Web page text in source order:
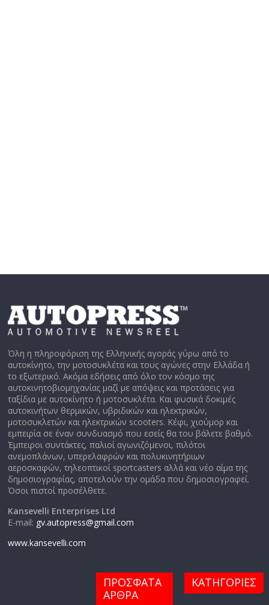
Όλη η πληροφόριση της Ελληνικής αγοράς γύρω από το
αυτοκίνητο, την μοτοσυκλέτα και τους αγώνες στην Ελλάδα ή
το εξωτερικό. Ακόμα εδήσεις από όλο τον κόσμο της
αυτοκινητοβιομηχανίας μαζί με απόψεις και προτάσεις για
ταξίδια με αυτοκίνητο ή μοτοσυκλέτα. Και φυσικά δοκιμές
αυτοκινήτων θερμικών, υβριδικών και ηλεκτρικών,
μοτοσυκλετών και ηλεκτρικών scooters. Κέφι, χιούμορ και
εμπειρία σε έναν συνδυασμό που εσείς θα του βάλετε βαθμό.
Έμπειροι συντάκτες, παλιοί αγωνιζόμενοι, πιλότοι
ανεμοπλάνων, υπερελαφρών και πολυκινητήριων
αεροσκαφών, τηλεοπτικοί sportcasters αλλά και νέο αίμα της
δημοσιογραφίας, αποτελούν την ομάδα που δημοσιογραφεί.
Όσοι πιστοί προσέλθετε.
Kansevelli Enterprises Ltd
E-mail: gv.autopress@gmail.com
www.kansevelli.com
ΠΡΟΣΦΑΤΑ
ΑΡΘΡΑ
ΚΑΤΗΓΟΡΙΕΣ